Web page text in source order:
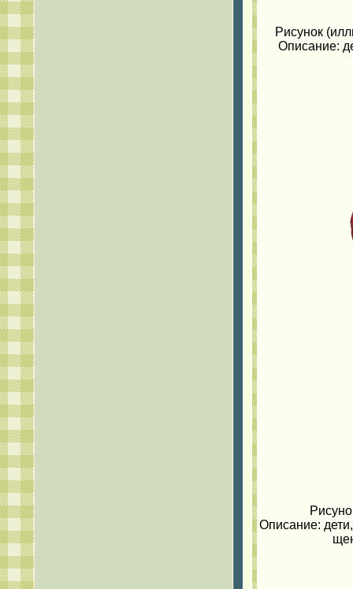
Рисунок
Описание:
Описание: